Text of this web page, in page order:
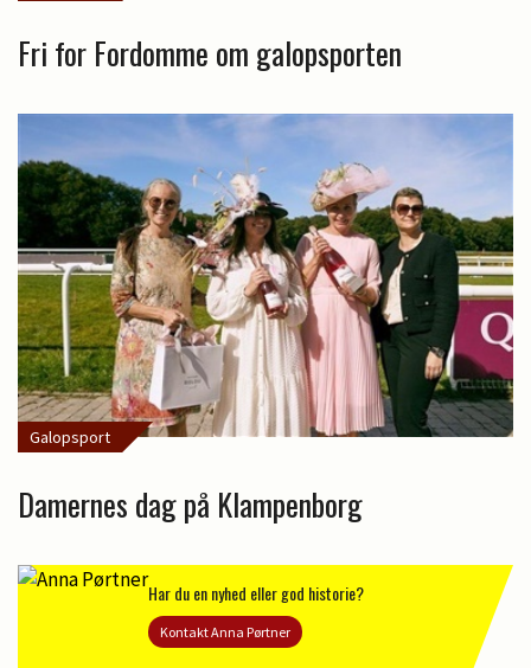
Fri for Fordomme om galopsporten
Galopsport
Damernes dag på Klampenborg
Har du en nyhed eller god historie?
Kontakt Anna Pørtner